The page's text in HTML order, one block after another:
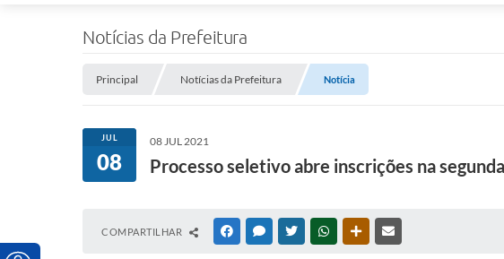
Notícias da Prefeitura
Principal Notícias da Prefeitura Notícia
JUL
08
08 JUL 2021
Processo seletivo abre inscrições na
COMPARTILHAR FACEBOOKMESSENGER
TWITTERWHATSAPPOUTRAS MÍDIAS